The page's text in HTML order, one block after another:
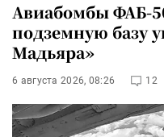
Авиабомбы ФАБ-
подземную базу
Мадьяра»
6 августа 2026, 08:26 12